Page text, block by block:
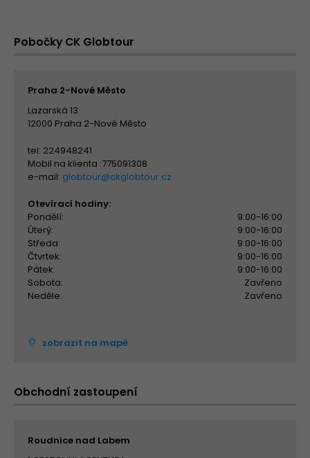
Pobočky CK Globtour
Praha 2-Nové Město
Lazarská 13
12000 Praha 2-Nové Město
tel: 224948241
Mobil na klienta :775091308
e-mail: globtour@ckglobtour.cz
Otevírací hodiny:
Pondělí:
9:00-16:00
Úterý:
9:00-16:00
Středa:
9:00-16:00
Čtvrtek:
9:00-16:00
Pátek:
9:00-16:00
Sobota:
Zavřeno
Neděle:
Zavřeno
zobrazit na mapě
Obchodní zastoupení
Roudnice nad Labem